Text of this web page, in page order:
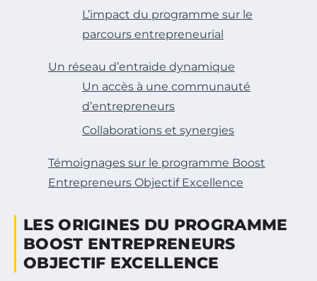
L’impact du programme sur le
parcours entrepreneurial
Un réseau d’entraide dynamique
Un accès à une communauté
d’entrepreneurs
Collaborations et synergies
Témoignages sur le programme Boost
Entrepreneurs Objectif Excellence
LES ORIGINES DU PROGRAMME
BOOST ENTREPRENEURS
OBJECTIF EXCELLENCE